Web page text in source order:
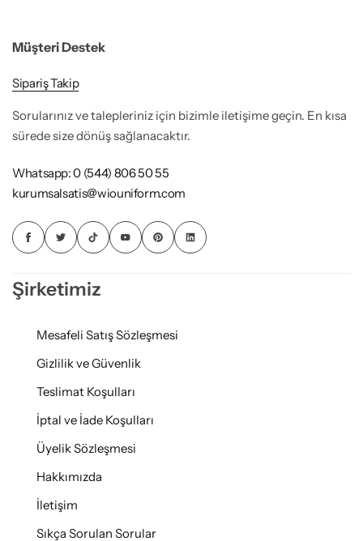
Müşteri Destek
Sipariş Takip
Sorularınız ve talepleriniz için bizimle iletişime geçin. En kısa
sürede size dönüş sağlanacaktır.
Whatsapp: 0 (544) 806 50 55
kurumsalsatis@wiouniform.com
Şirketimiz
Mesafeli Satış Sözleşmesi
Gizlilik ve Güvenlik
Teslimat Koşulları
İptal ve İade Koşulları
Üyelik Sözleşmesi
Hakkımızda
İletişim
Sıkça Sorulan Sorular